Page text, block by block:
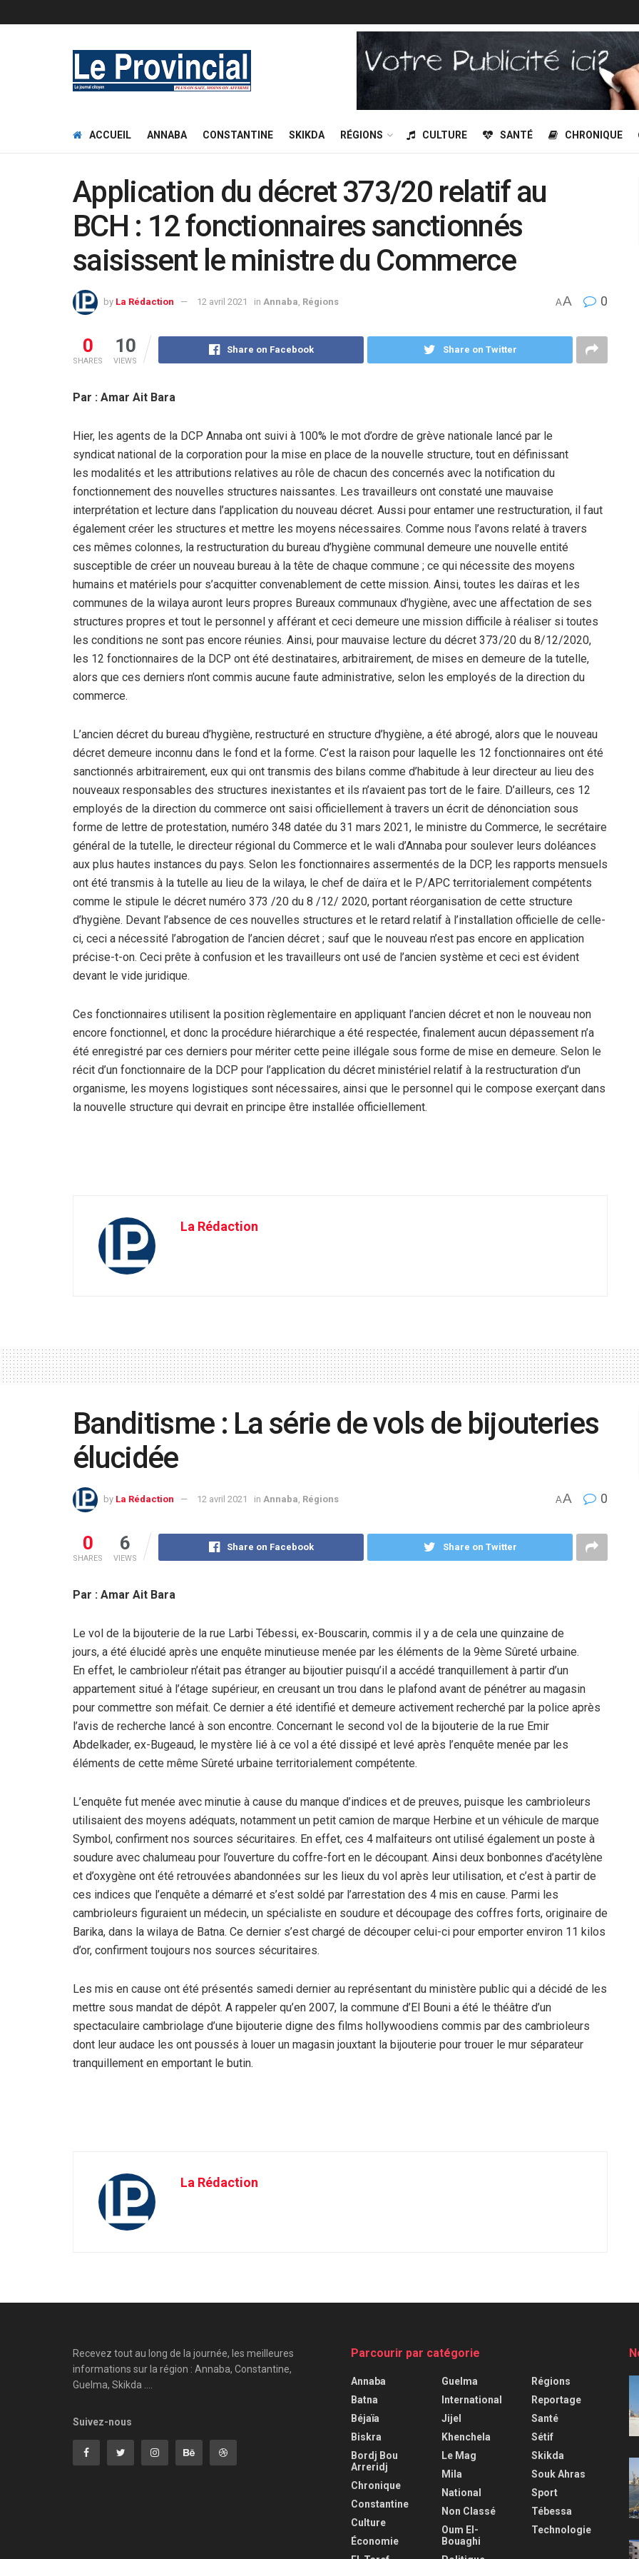
ACCUEIL ANNABA CONSTANTINE SKIKDA RÉGIONS CULTURE SANTÉ CHRONIQUE
Application du décret 373/20 relatif au
BCH : 12 fonctionnaires sanctionnés
saisissent le ministre du Commerce
by La Rédaction 12 avril 2021 in Annaba Régions AA 0
0
SHARES
10
VIEWS
Share on Facebook Share on Twitter
Par : Amar Ait Bara
Hier, les agents de la DCP Annaba ont suivi à 100% le mot d’ordre de grève nationale lancé par le
syndicat national de la corporation pour la mise en place de la nouvelle structure, tout en définissant
les modalités et les attributions relatives au rôle de chacun des concernés avec la notification du
fonctionnement des nouvelles structures naissantes. Les travailleurs ont constaté une mauvaise
interprétation et lecture dans l’application du nouveau décret. Aussi pour entamer une restructuration, il faut
également créer les structures et mettre les moyens nécessaires. Comme nous l’avons relaté à travers
ces mêmes colonnes, la restructuration du bureau d’hygiène communal demeure une nouvelle entité
susceptible de créer un nouveau bureau à la tête de chaque commune ; ce qui nécessite des moyens
humains et matériels pour s’acquitter convenablement de cette mission. Ainsi, toutes les daïras et les
communes de la wilaya auront leurs propres Bureaux communaux d’hygiène, avec une affectation de ses
structures propres et tout le personnel y afférant et ceci demeure une mission difficile à réaliser si toutes
les conditions ne sont pas encore réunies. Ainsi, pour mauvaise lecture du décret 373/20 du 8/12/2020,
les 12 fonctionnaires de la DCP ont été destinataires, arbitrairement, de mises en demeure de la tutelle,
alors que ces derniers n’ont commis aucune faute administrative, selon les employés de la direction du
commerce.
L’ancien décret du bureau d’hygiène, restructuré en structure d’hygiène, a été abrogé, alors que le nouveau
décret demeure inconnu dans le fond et la forme. C’est la raison pour laquelle les 12 fonctionnaires ont été
sanctionnés arbitrairement, eux qui ont transmis des bilans comme d’habitude à leur directeur au lieu des
nouveaux responsables des structures inexistantes et ils n’avaient pas tort de le faire. D’ailleurs, ces 12
employés de la direction du commerce ont saisi officiellement à travers un écrit de dénonciation sous
forme de lettre de protestation, numéro 348 datée du 31 mars 2021, le ministre du Commerce, le secrétaire
général de la tutelle, le directeur régional du Commerce et le wali d’Annaba pour soulever leurs doléances
aux plus hautes instances du pays. Selon les fonctionnaires assermentés de la DCP, les rapports mensuels
ont été transmis à la tutelle au lieu de la wilaya, le chef de daïra et le P/APC territorialement compétents
comme le stipule le décret numéro 373 /20 du 8 /12/ 2020, portant réorganisation de cette structure
d’hygiène. Devant l’absence de ces nouvelles structures et le retard relatif à l’installation officielle de celle-
ci, ceci a nécessité l’abrogation de l’ancien décret ; sauf que le nouveau n’est pas encore en application
précise-t-on. Ceci prête à confusion et les travailleurs ont usé de l’ancien système et ceci est évident
devant le vide juridique.
Ces fonctionnaires utilisent la position règlementaire en appliquant l’ancien décret et non le nouveau non
encore fonctionnel, et donc la procédure hiérarchique a été respectée, finalement aucun dépassement n’a
été enregistré par ces derniers pour mériter cette peine illégale sous forme de mise en demeure. Selon le
récit d’un fonctionnaire de la DCP pour l’application du décret ministériel relatif à la restructuration d’un
organisme, les moyens logistiques sont nécessaires, ainsi que le personnel qui le compose exerçant dans
la nouvelle structure qui devrait en principe être installée officiellement.
La Rédaction
Banditisme : La série de vols de bijouteries
élucidée
by La Rédaction 12 avril 2021 in Annaba Régions AA 0
0
SHARES
6
VIEWS
Share on Facebook Share on Twitter
Par : Amar Ait Bara
Le vol de la bijouterie de la rue Larbi Tébessi, ex-Bouscarin, commis il y a de cela une quinzaine de
jours, a été élucidé après une enquête minutieuse menée par les éléments de la 9ème Sûreté urbaine.
En effet, le cambrioleur n’était pas étranger au bijoutier puisqu’il a accédé tranquillement à partir d’un
appartement situé à l’étage supérieur, en creusant un trou dans le plafond avant de pénétrer au magasin
pour commettre son méfait. Ce dernier a été identifié et demeure activement recherché par la police après
l’avis de recherche lancé à son encontre. Concernant le second vol de la bijouterie de la rue Emir
Abdelkader, ex-Bugeaud, le mystère lié à ce vol a été dissipé et levé après l’enquête menée par les
éléments de cette même Sûreté urbaine territorialement compétente.
L’enquête fut menée avec minutie à cause du manque d’indices et de preuves, puisque les cambrioleurs
utilisaient des moyens adéquats, notamment un petit camion de marque Herbine et un véhicule de marque
Symbol, confirment nos sources sécuritaires. En effet, ces 4 malfaiteurs ont utilisé également un poste à
soudure avec chalumeau pour l’ouverture du coffre-fort en le découpant. Ainsi deux bonbonnes d’acétylène
et d’oxygène ont été retrouvées abandonnées sur les lieux du vol après leur utilisation, et c’est à partir de
ces indices que l’enquête a démarré et s’est soldé par l’arrestation des 4 mis en cause. Parmi les
cambrioleurs figuraient un médecin, un spécialiste en soudure et découpage des coffres forts, originaire de
Barika, dans la wilaya de Batna. Ce dernier s’est chargé de découper celui-ci pour emporter environ 11 kilos
d’or, confirment toujours nos sources sécuritaires.
Les mis en cause ont été présentés samedi dernier au représentant du ministère public qui a décidé de les
mettre sous mandat de dépôt. A rappeler qu’en 2007, la commune d’El Bouni a été le théâtre d’un
spectaculaire cambriolage d’une bijouterie digne des films hollywoodiens commis par des cambrioleurs
dont leur audace les ont poussés à louer un magasin jouxtant la bijouterie pour trouer le mur séparateur
tranquillement en emportant le butin.
La Rédaction
Recevez tout au long de la journée, les meilleures
informations sur la région : Annaba, Constantine,
Guelma, Skikda ....
Suivez-nous
Parcourir par catégorie
Annaba
Batna
Béjaïa
Biskra
Bordj Bou
Arreridj
Chronique
Constantine
Culture
Économie
Guelma
International
Jijel
Khenchela
Le Mag
Mila
National
Non Classé
Oum El-
Bouaghi
Régions
Reportage
Santé
Sétif
Skikda
Souk Ahras
Sport
Tébessa
Technologie